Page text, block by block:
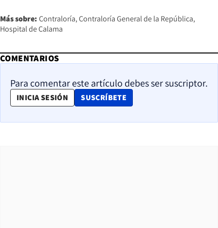
Más sobre: Contraloría Contraloría General de la República
Hospital de Calama
COMENTARIOS
Para comentar este artículo debes ser suscriptor.
INICIA SESIÓN SUSCRÍBETE
OPENS IN NEW WINDOW